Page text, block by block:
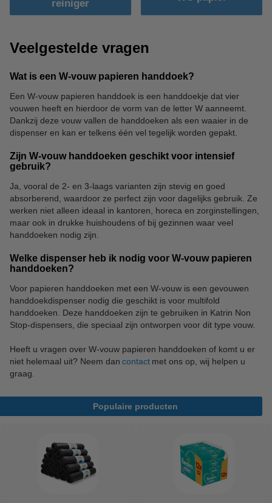
reiniger
Veelgestelde vragen
Wat is een W-vouw papieren handdoek?
Een W-vouw papieren handdoek is een handdoekje dat vier
vouwen heeft en hierdoor de vorm van de letter W aanneemt.
Dankzij deze vouw vallen de handdoeken als een waaier in de
dispenser en kan er telkens één vel tegelijk worden gepakt.
Zijn W-vouw handdoeken geschikt voor intensief
gebruik?
Ja, vooral de 2- en 3-laags varianten zijn stevig en goed
absorberend, waardoor ze perfect zijn voor dagelijks gebruik. Ze
werken niet alleen ideaal in kantoren, horeca en zorginstellingen,
maar ook in drukke huishoudens of bij gezinnen waar veel
handdoeken nodig zijn.
Welke dispenser heb ik nodig voor W-vouw papieren
handdoeken?
Voor papieren handdoeken met een W-vouw is een gevouwen
handdoekdispenser nodig die geschikt is voor multifold
handdoeken. Deze handdoeken zijn te gebruiken in Katrin Non
Stop-dispensers, die speciaal zijn ontworpen voor dit type vouw.
Heeft u vragen over W-vouw papieren handdoeken of komt u er
niet helemaal uit? Neem dan contact met ons op, wij helpen u
graag.
Populaire producten